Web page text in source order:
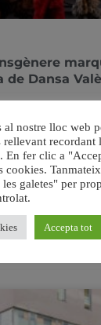
de Dansa
de Liñán
Manuel Liñán,
i convertit en una
es podrà
hi ha comentaris